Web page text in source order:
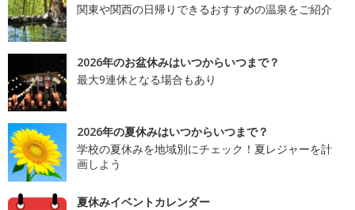
関東や関西の日帰りできるおすすめの温泉をご紹介
2026年のお盆休みはいつからいつまで？
最大9連休となる場合もあり
2026年の夏休みはいつからいつまで？
学校の夏休みを地域別にチェック！夏レジャーを計
画しよう
夏休みイベントカレンダー